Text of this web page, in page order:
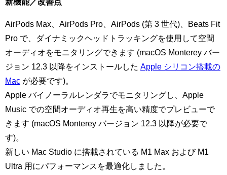
AirPods Max、AirPods Pro、AirPods (第 3 世代)、Beats Fit
Pro で、ダイナミックヘッドトラッキングを使用して空間
オーディオをモニタリングできます (macOS Monterey バー
ジョン 12.3 以降をインストールした Apple シリコン搭載の
Mac が必要です)。
Apple バイノーラルレンダラでモニタリングし、Apple
Music での空間オーディオ再生を高い精度でプレビューで
きます (macOS Monterey バージョン 12.3 以降が必要で
す)。
新しい Mac Studio に搭載されている M1 Max および M1
Ultra 用にパフォーマンスを最適化しました。